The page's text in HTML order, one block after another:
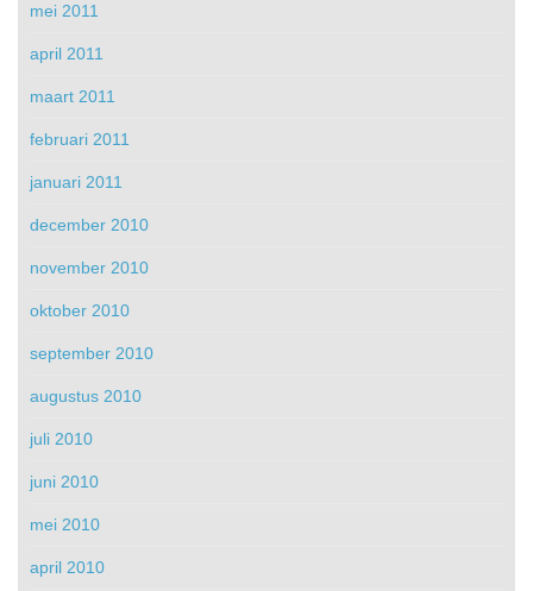
mei 2011
april 2011
maart 2011
februari 2011
januari 2011
december 2010
november 2010
oktober 2010
september 2010
augustus 2010
juli 2010
juni 2010
mei 2010
april 2010